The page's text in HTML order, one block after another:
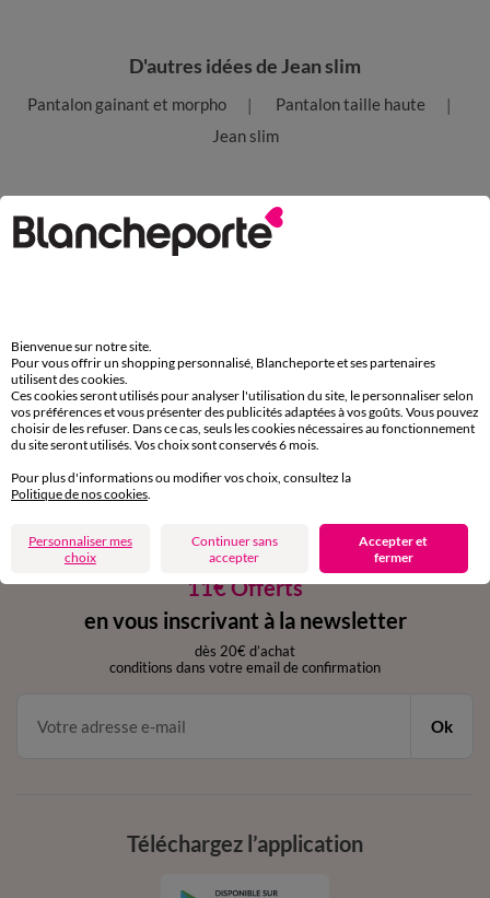
D'autres idées de Jean slim
Pantalon gainant et morpho
Pantalon taille haute
Jean slim
Paiement 100% sécurisé
domicile, relais, consignes automatiques
Retours gratuits
sous 30 jours avec Mondial Relay uniquement
par chat et par téléphone
de 8h00 à 20h00 du lundi au samedi
11€ Offerts
en vous inscrivant à la newsletter
dès 20€ d’achat
conditions dans votre email de confirmation
Ok
Téléchargez l’application
Bienvenue sur notre site.
Pour vous offrir un shopping personnalisé, Blancheporte et ses partenaires
utilisent des cookies.
Ces cookies seront utilisés pour analyser l'utilisation du site, le personnaliser selon
vos préférences et vous présenter des publicités adaptées à vos goûts. Vous pouvez
choisir de les refuser. Dans ce cas, seuls les cookies nécessaires au fonctionnement
du site seront utilisés. Vos choix sont conservés 6 mois.
Pour plus d'informations ou modifier vos choix, consultez la
Politique de nos cookies.
Personnaliser mes
choix
Continuer sans
accepter
Accepter et
fermer